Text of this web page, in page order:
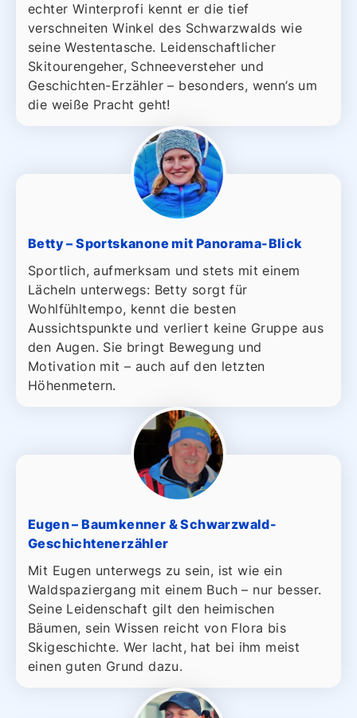
echter Winterprofi kennt er die tief
verschneiten Winkel des Schwarzwalds wie
seine Westentasche. Leidenschaftlicher
Skitourengeher, Schneeversteher und
Geschichten-Erzähler – besonders, wenn’s um
die weiße Pracht geht!
Betty – Sportskanone mit Panorama-Blick
Sportlich, aufmerksam und stets mit einem
Lächeln unterwegs: Betty sorgt für
Wohlfühltempo, kennt die besten
Aussichtspunkte und verliert keine Gruppe aus
den Augen. Sie bringt Bewegung und
Motivation mit – auch auf den letzten
Höhenmetern.
Eugen – Baumkenner & Schwarzwald-
Geschichtenerzähler
Mit Eugen unterwegs zu sein, ist wie ein
Waldspaziergang mit einem Buch – nur besser.
Seine Leidenschaft gilt den heimischen
Bäumen, sein Wissen reicht von Flora bis
Skigeschichte. Wer lacht, hat bei ihm meist
einen guten Grund dazu.